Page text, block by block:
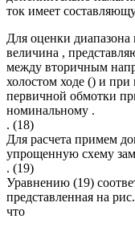
ток имеет
Для оценки
величина ,
между вторичным
холостом ходе () и
первичной обмотки
номинальному .
. (18)
Для расчета примем
упрощенную схему
. (19)
Уравнению (19)
представленная на
что